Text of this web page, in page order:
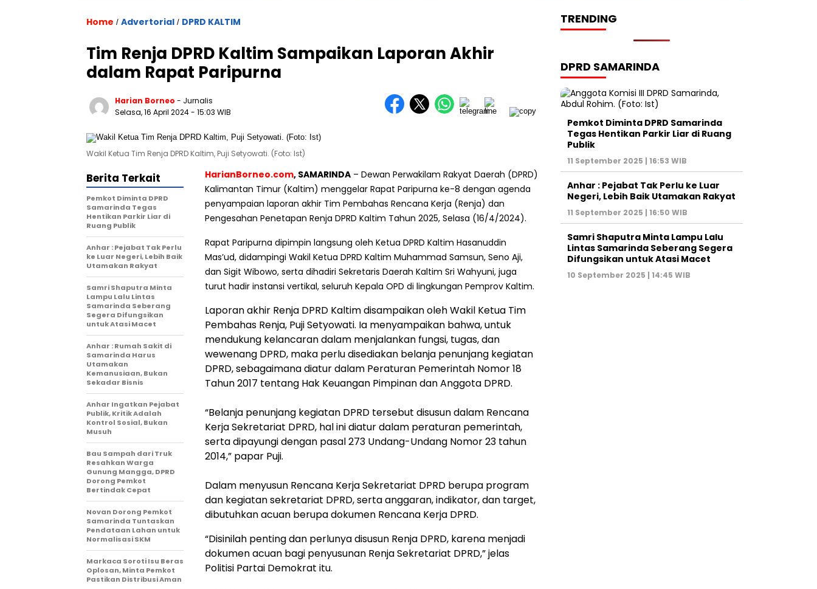
Home / Advertorial / DPRD KALTIM
Tim Renja DPRD Kaltim Sampaikan Laporan Akhir
dalam Rapat Paripurna
Harian Borneo - Jurnalis
Selasa, 16 April 2024- 15:03 WIB
Wakil Ketua Tim Renja DPRD Kaltim, Puji Setyowati. (Foto: Ist)
HarianBorneo.com, SAMARINDA – Dewan Perwakilam Rakyat Daerah (DPRD)
Kalimantan Timur (Kaltim) menggelar Rapat Paripurna ke-8 dengan agenda
penyampaian laporan akhir Tim Pembahas Rencana Kerja (Renja) dan
Pengesahan Penetapan Renja DPRD Kaltim Tahun 2025, Selasa (16/4/2024).
Rapat Paripurna dipimpin langsung oleh Ketua DPRD Kaltim Hasanuddin
Mas’ud, didampingi Wakil Ketua DPRD Kaltim Muhammad Samsun, Seno Aji,
dan Sigit Wibowo, serta dihadiri Sekretaris Daerah Kaltim Sri Wahyuni, juga
turut hadir instansi vertikal, seluruh Kepala OPD di lingkungan Pemprov Kaltim.
Laporan akhir Renja DPRD Kaltim disampaikan oleh Wakil Ketua Tim
Pembahas Renja, Puji Setyowati. Ia menyampaikan bahwa, untuk
mendukung kelancaran dalam menjalankan fungsi, tugas, dan
wewenang DPRD, maka perlu disediakan belanja penunjang kegiatan
DPRD, sebagaimana diatur dalam Peraturan Pemerintah Nomor 18
Tahun 2017 tentang Hak Keuangan Pimpinan dan Anggota DPRD.
“Belanja penunjang kegiatan DPRD tersebut disusun dalam Rencana
Kerja Sekretariat DPRD, hal ini diatur dalam peraturan pemerintah,
serta dipayungi dengan pasal 273 Undang-Undang Nomor 23 tahun
2014,” papar Puji.
Dalam menyusun Rencana Kerja Sekretariat DPRD berupa program
dan kegiatan sekretariat DPRD, serta anggaran, indikator, dan target,
dibutuhkan acuan berupa dokumen Rencana Kerja DPRD.
“Disinilah penting dan perlunya disusun Renja DPRD, karena menjadi
dokumen acuan bagi penyusunan Renja Sekretariat DPRD,” jelas
Politisi Partai Demokrat itu.
Berita Terkait
Pemkot Diminta DPRD
Samarinda Tegas
Hentikan Parkir Liar di
Ruang Publik
Anhar : Pejabat Tak Perlu
ke Luar Negeri, Lebih Baik
Utamakan Rakyat
Samri Shaputra Minta
Lampu Lalu Lintas
Samarinda Seberang
Segera Difungsikan
untuk Atasi Macet
Anhar : Rumah Sakit di
Samarinda Harus
Utamakan
Kemanusiaan, Bukan
Sekadar Bisnis
Anhar Ingatkan Pejabat
Publik, Kritik Adalah
Kontrol Sosial, Bukan
Musuh
Bau Sampah dari Truk
Resahkan Warga
Gunung Mangga, DPRD
Dorong Pemkot
Bertindak Cepat
Novan Dorong Pemkot
Samarinda Tuntaskan
Pendataan Lahan untuk
Normalisasi SKM
Markaca Soroti Isu Beras
Oplosan, Minta Pemkot
Pastikan Distribusi Aman
TRENDING
DPRD SAMARINDA
Pemkot Diminta DPRD Samarinda
Tegas Hentikan Parkir Liar di Ruang
Publik
11 September 2025 | 16:53 WIB
Anhar : Pejabat Tak Perlu ke Luar
Negeri, Lebih Baik Utamakan Rakyat
11 September 2025 | 16:50 WIB
Samri Shaputra Minta Lampu Lalu
Lintas Samarinda Seberang Segera
Difungsikan untuk Atasi Macet
10 September 2025 | 14:45 WIB